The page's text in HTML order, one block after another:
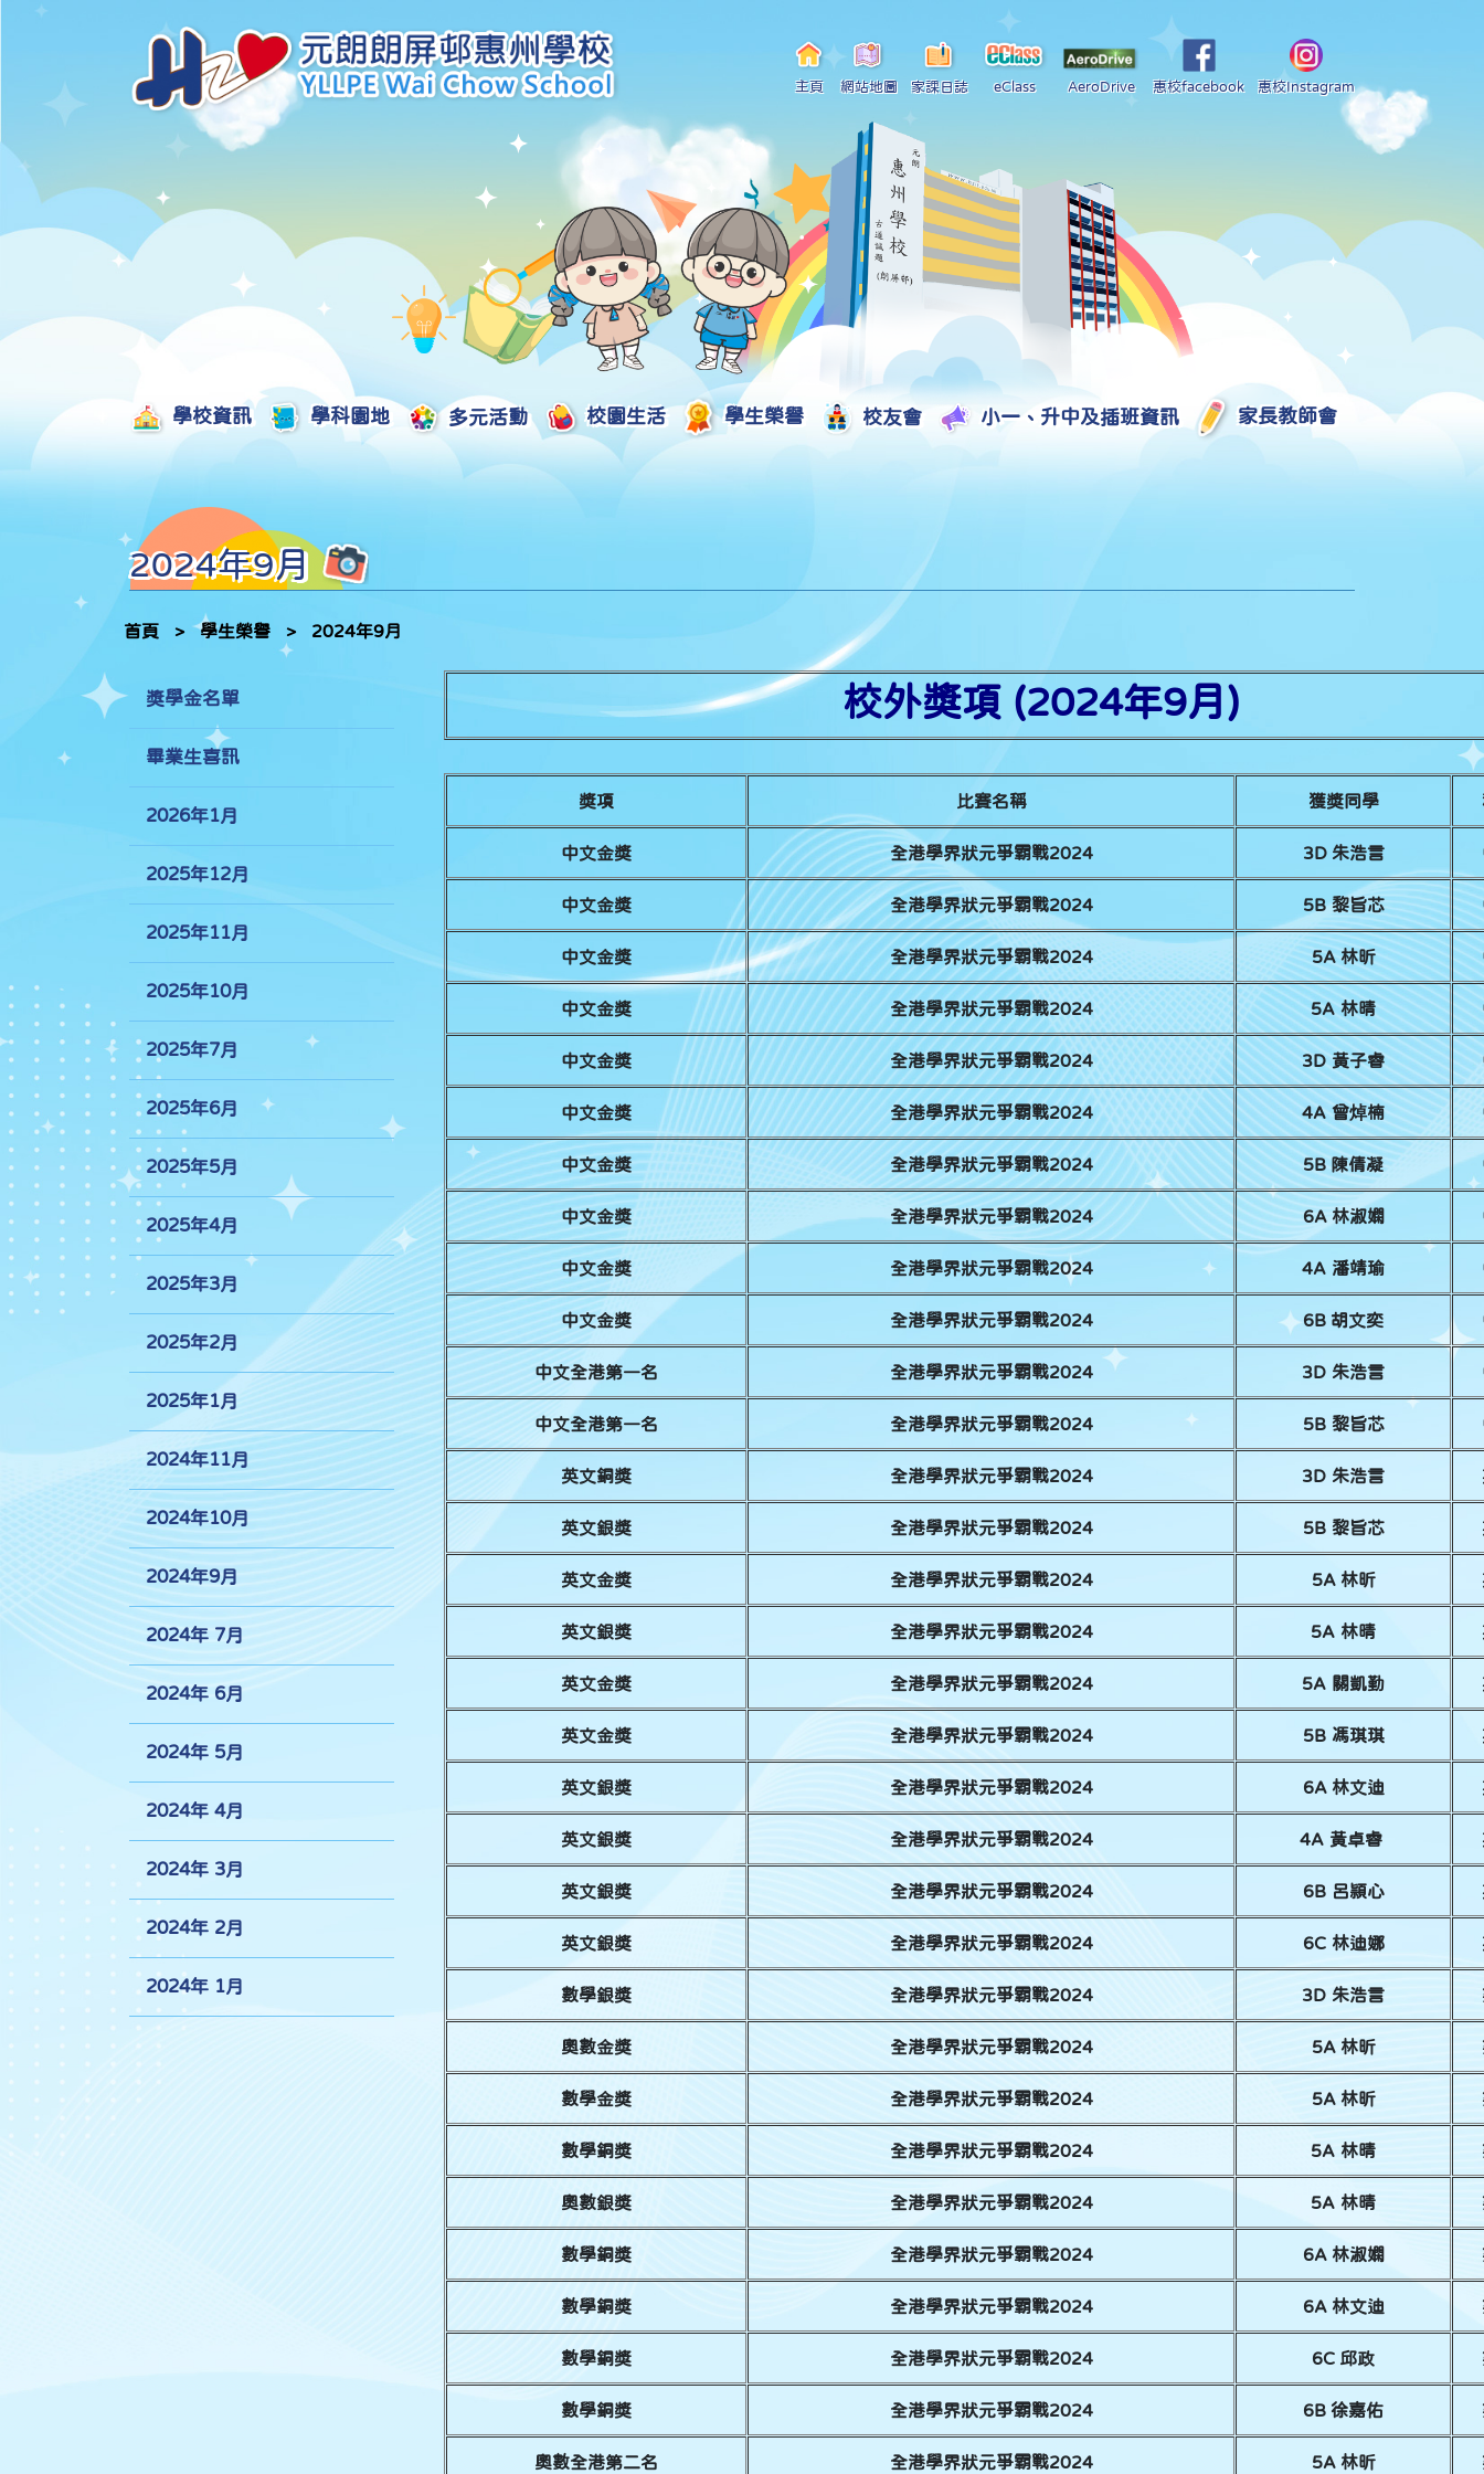
主頁 網站地圖 家課日誌 eClass AeroDrive 惠校facebook 惠校Instagram
學校資訊 學科園地 多元活動 校園生活 學生榮譽 校友會 小一、升中及插班資訊 家長教師會
2024年9月
首頁 > 學生榮譽 > 2024年9月
獎學金名單
畢業生喜訊
2026年1月
2025年12月
2025年11月
2025年10月
2025年7月
2025年6月
2025年5月
2025年4月
2025年3月
2025年2月
2025年1月
2024年11月
2024年10月
2024年9月
2024年 7月
2024年 6月
2024年 5月
2024年 4月
2024年 3月
2024年 2月
2024年 1月
校外獎項 (2024年9月)
獎項 比賽名稱 獲獎同學
中文金獎 全港學界狀元爭霸戰2024 3D 朱浩言
中文金獎 全港學界狀元爭霸戰2024 5B 黎旨芯
中文金獎 全港學界狀元爭霸戰2024 5A 林昕
中文金獎 全港學界狀元爭霸戰2024 5A 林晴
中文金獎 全港學界狀元爭霸戰2024 3D 黃子睿
中文金獎 全港學界狀元爭霸戰2024 4A 曾焯楠
中文金獎 全港學界狀元爭霸戰2024 5B 陳倩凝
中文金獎 全港學界狀元爭霸戰2024 6A 林淑嫻
中文金獎 全港學界狀元爭霸戰2024 4A 潘靖瑜
中文金獎 全港學界狀元爭霸戰2024 6B 胡文奕
中文全港第一名 全港學界狀元爭霸戰2024 3D 朱浩言
中文全港第一名 全港學界狀元爭霸戰2024 5B 黎旨芯
英文銅獎 全港學界狀元爭霸戰2024 3D 朱浩言
英文銀獎 全港學界狀元爭霸戰2024 5B 黎旨芯
英文金獎 全港學界狀元爭霸戰2024 5A 林昕
英文銀獎 全港學界狀元爭霸戰2024 5A 林晴
英文金獎 全港學界狀元爭霸戰2024 5A 關凱勤
英文金獎 全港學界狀元爭霸戰2024 5B 馮琪琪
英文銀獎 全港學界狀元爭霸戰2024 6A 林文迪
英文銀獎 全港學界狀元爭霸戰2024 4A 黃卓睿
英文銀獎 全港學界狀元爭霸戰2024 6B 呂頴心
英文銀獎 全港學界狀元爭霸戰2024 6C 林迪娜
數學銀獎 全港學界狀元爭霸戰2024 3D 朱浩言
奧數金獎 全港學界狀元爭霸戰2024 5A 林昕
數學金獎 全港學界狀元爭霸戰2024 5A 林昕
數學銅獎 全港學界狀元爭霸戰2024 5A 林晴
奧數銀獎 全港學界狀元爭霸戰2024 5A 林晴
數學銅獎 全港學界狀元爭霸戰2024 6A 林淑嫻
數學銅獎 全港學界狀元爭霸戰2024 6A 林文迪
數學銅獎 全港學界狀元爭霸戰2024 6C 邱政
數學銅獎 全港學界狀元爭霸戰2024 6B 徐嘉佑
奧數全港第二名 全港學界狀元爭霸戰2024 5A 林昕